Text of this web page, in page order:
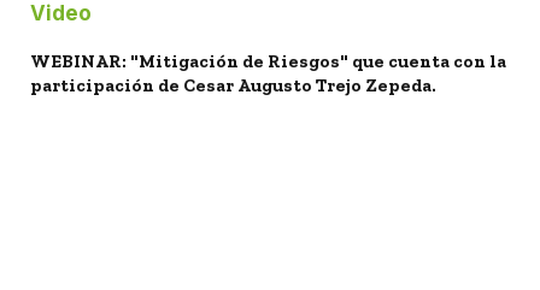
Video
WEBINAR: "Mitigación de Riesgos" que cuenta con la
participación de Cesar Augusto Trejo Zepeda.